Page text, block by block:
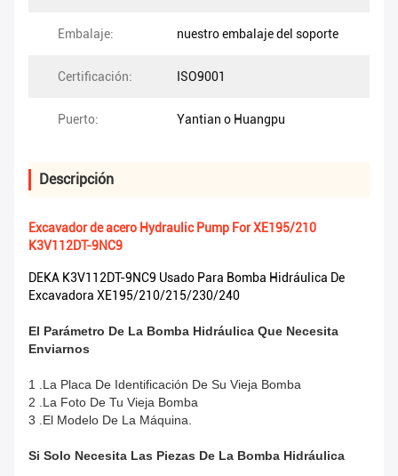
Embalaje: nuestro embalaje del soporte
Certificación: ISO9001
Puerto: Yantian o Huangpu
Descripción
Excavador de acero Hydraulic Pump For XE195/210
K3V112DT-9NC9
DEKA K3V112DT-9NC9 Usado Para Bomba Hidráulica De
Excavadora XE195/210/215/230/240
El Parámetro De La Bomba Hidráulica Que Necesita
Enviarnos
1 .La Placa De Identificación De Su Vieja Bomba
2 .La Foto De Tu Vieja Bomba
3 .El Modelo De La Máquina.
Si Solo Necesita Las Piezas De La Bomba Hidráulica